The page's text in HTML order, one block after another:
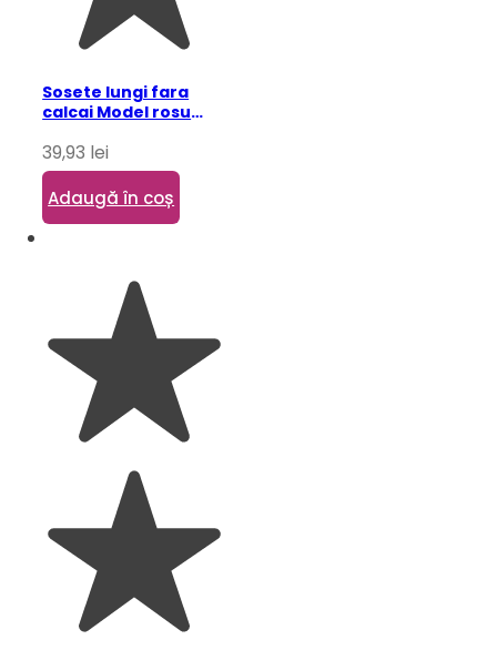
Sosete lungi fara
calcai Model rosu
39,93 lei
Adaugă în coș